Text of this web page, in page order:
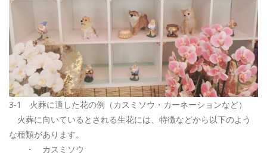
3-1 火葬に適した花の例（カスミソウ・カーネーションなど）
火葬に向いているとされる生花には、特徴などから以下のよう
な種類があります。
・ カスミソウ